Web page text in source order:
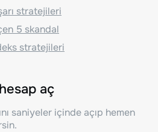
stratejileri
5 skandal
stratejileri
aç
saniyeler içinde açıp hemen